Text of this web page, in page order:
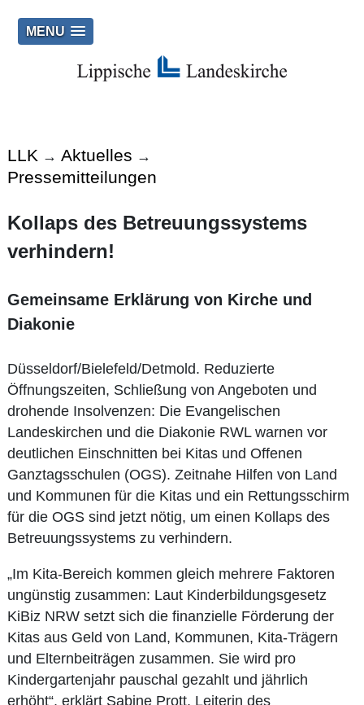
MENU
LLK → Aktuelles →
Pressemitteilungen
Kollaps des Betreuungssystems
verhindern!
Gemeinsame Erklärung von Kirche und
Diakonie
Düsseldorf/Bielefeld/Detmold. Reduzierte
Öffnungszeiten, Schließung von Angeboten und
drohende Insolvenzen: Die Evangelischen
Landeskirchen und die Diakonie RWL warnen vor
deutlichen Einschnitten bei Kitas und Offenen
Ganztagsschulen (OGS). Zeitnahe Hilfen von Land
und Kommunen für die Kitas und ein Rettungsschirm
für die OGS sind jetzt nötig, um einen Kollaps des
Betreuungssystems zu verhindern.
„Im Kita-Bereich kommen gleich mehrere Faktoren
ungünstig zusammen: Laut Kinderbildungsgesetz
KiBiz NRW setzt sich die finanzielle Förderung der
Kitas aus Geld von Land, Kommunen, Kita-Trägern
und Elternbeiträgen zusammen. Sie wird pro
Kindergartenjahr pauschal gezahlt und jährlich
erhöht“, erklärt Sabine Prott, Leiterin des